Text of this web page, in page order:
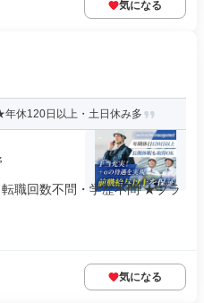
気になる
休120日以上・土日休み多
職回数不問・学歴不問 ★ブラ
気になる